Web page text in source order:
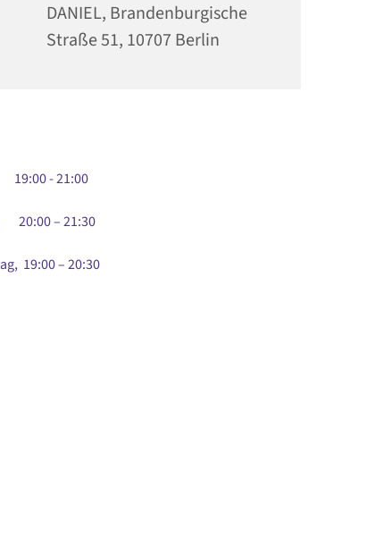
DANIEL, Brandenburgische
Straße 51, 10707 Berlin
- 21:00
20:00 – 21:30
19:00 – 20:30